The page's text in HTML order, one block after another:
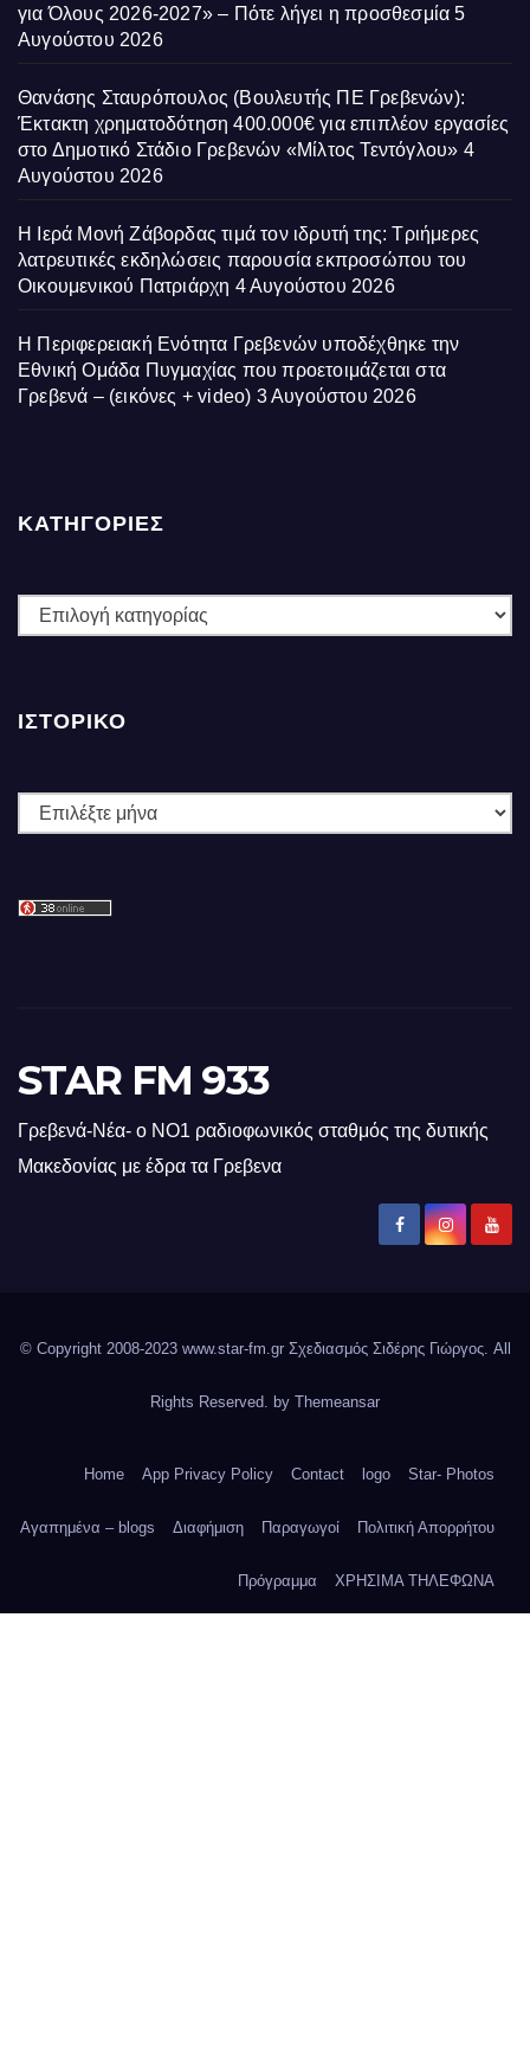
για Όλους 2026-2027» – Πότε λήγει η προσθεσμία 5
Αυγούστου 2026
Θανάσης Σταυρόπουλος (Βουλευτής ΠΕ Γρεβενών):
Έκτακτη χρηματοδότηση 400.000€ για επιπλέον εργασίες
στο Δημοτικό Στάδιο Γρεβενών «Μίλτος Τεντόγλου» 4
Αυγούστου 2026
Η Ιερά Μονή Ζάβορδας τιμά τον ιδρυτή της: Τριήμερες
λατρευτικές εκδηλώσεις παρουσία εκπροσώπου του
Οικουμενικού Πατριάρχη 4 Αυγούστου 2026
Η Περιφερειακή Ενότητα Γρεβενών υποδέχθηκε την
Εθνική Ομάδα Πυγμαχίας που προετοιμάζεται στα
Γρεβενά – (εικόνες + video) 3 Αυγούστου 2026
ΚΑΤΗΓΟΡΙΕΣ
ΚΑΤΗΓΟΡΙΕΣ
ΙΣΤΟΡΙΚΌ
Ιστορικό
STAR FM 933
Γρεβενά-Νέα- ο ΝΟ1 ραδιοφωνικός σταθμός της δυτικής
Μακεδονίας με έδρα τα Γρεβενα
© Copyright 2008-2023 www.star-fm.gr Σχεδιασμός Σιδέρης Γιώργος. All
Rights Reserved. by Themeansar
Home App Privacy Policy Contact logo Star- Photos
Αγαπημένα – blogs Διαφήμιση Παραγωγοί Πολιτική Απορρήτου
Πρόγραμμα ΧΡΗΣΙΜΑ ΤΗΛΕΦΩΝΑ